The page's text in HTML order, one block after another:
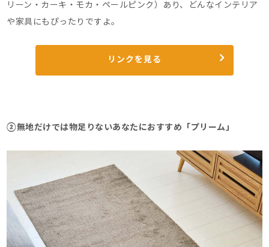
リーン・カーキ・モカ・ペールピンク）あり、どんなインテリア
や家具にもぴったりですよ。
リンクを見る
②無地だけでは物足りないあなたにおすすめ「プリーム」